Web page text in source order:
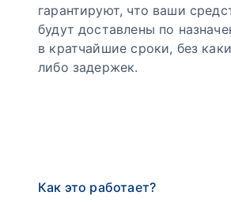
гарантируют, что ваши
будут доставлены по
в кратчайшие сроки, без
либо задержек.
Как это работает?